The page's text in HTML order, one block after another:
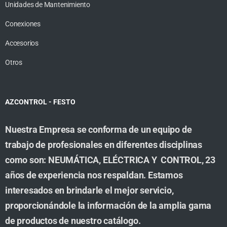
Unidades de Mantenimiento
Conexiones
Accesorios
Otros
AZCONTROL - FESTO
Nuestra Empresa se conforma de un equipo de
trabajo de profesionales en diferentes disciplinas
como son: NEUMÁTICA, ELÉCTRICA Y CONTROL, 23
años de experiencia nos respaldan. Estamos
interesados en brindarle el mejor servicio,
proporcionándole la información de la amplia gama
de productos de nuestro catálogo.